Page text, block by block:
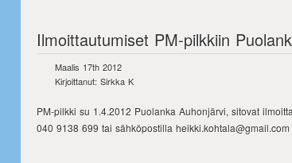
Ilmoittautumiset PM-pilkkiin
Maalis 17th 2012
Kirjoittanut: Sirkka K
PM-pilkki su 1.4.2012 Puolanka Auhonjärvi, sitovat
040 9138 699 tai sähköpostilla heikki.kohtala@gmail.com